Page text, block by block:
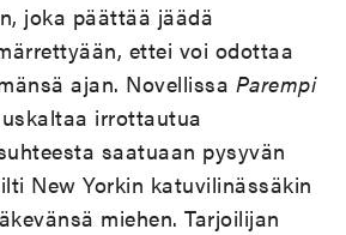
joka päättää jäädä
ettei voi odottaa
ajan. Novellissa Parempi
irrottautua
saatuaan pysyvän
New Yorkin katuvilinässäkin
miehen. Tarjoilijan